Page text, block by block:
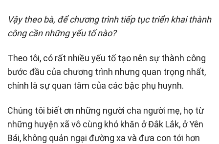
Vậy theo bà, để chương trình tiếp tục triển khai thành
công cần những yếu tố nào?
Theo tôi, có rất nhiều yếu tố tạo nên sự thành công
bước đầu của chương trình nhưng quan trọng nhất,
chính là sự quan tâm của các bậc phụ huynh.
Chúng tôi biết ơn những người cha người mẹ, họ từ
những huyện xã vô cùng khó khăn ở Đắk Lắk, ở Yên
Bái, không quản ngại đường xa và đưa con tới hơn